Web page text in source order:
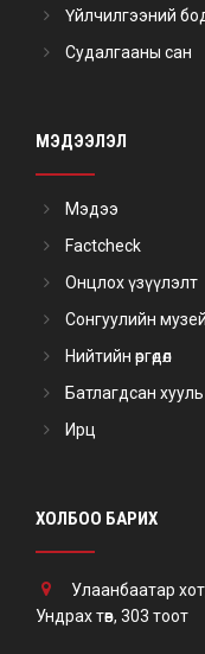
Үйлчилгээний
Судалгааны сан
МЭДЭЭЛЭЛ
Мэдээ
Factcheck
Онцлох үзүүлэлт
Сонгуулийн музей
Нийтийн өргөдөл
Батлагдсан хууль
Ирц
ХОЛБОО БАРИХ
Улаанбаатар
Ундрах төв, 303 тоот